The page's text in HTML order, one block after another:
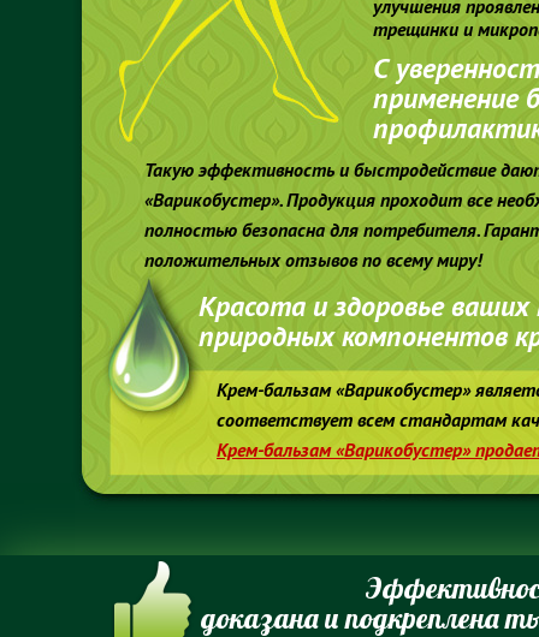
улучшения
трещинки и
С
применение
Такую эффективность и быстродействие
«Варикобустер». Продукция проходит все
полностью безопасна для потребителя.
положительных отзывов по всему миру!
Красота и здоровье
природных компонентов
Крем-бальзам «Варикобустер»
соответствует всем стандартам
Крем-бальзам «Варикобустер»
доказана и подкреплена